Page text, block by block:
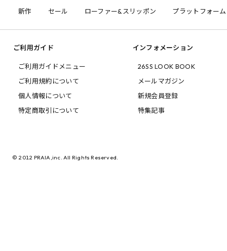
新作 セール ローファー&スリッポン プラットフォー
ご利用ガイド
ご利用ガイドメニュー
ご利用規約について
個人情報について
特定商取引について
インフォメーション
26SS LOOK BOOK
メールマガジン
新規会員登録
特集記事
© 2012 PRAIA,inc. All Rights Reserved.